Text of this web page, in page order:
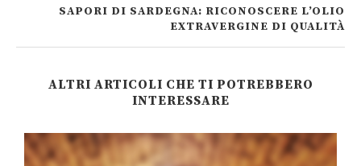
SAPORI DI SARDEGNA: RICONOSCERE L’OLIO
EXTRAVERGINE DI QUALITÀ
ALTRI ARTICOLI CHE TI POTREBBERO
INTERESSARE